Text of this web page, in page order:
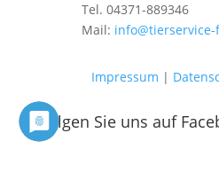
Tel. 04371-889346
Mail:
Impressum |
Folgen Sie uns auf